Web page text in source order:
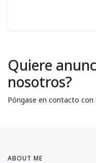
Quiere
nosotros?
Póngase en contacto con
ABOUT ME